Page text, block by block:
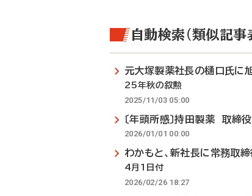
自動検索（類似記事
元大塚製薬社長の樋口氏に
25年秋の叙勲
2025/11/03 05:00
〔年頭所感〕持田製薬 取締
2026/01/01 00:00
わかもと、新社長に常務取
4月1日付
2026/02/26 18:27